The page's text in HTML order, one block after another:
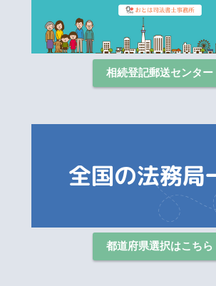
相続登記郵送センター
都道府県選択はこちら